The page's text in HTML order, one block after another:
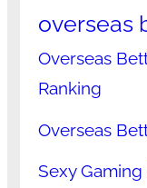
overseas
Overseas
Ranking
Overseas
Sexy Gaming